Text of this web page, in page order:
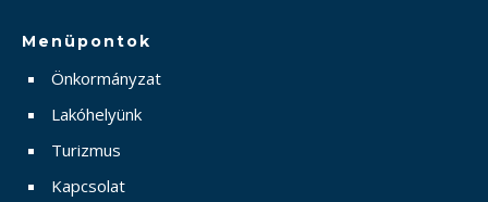
Menüpontok
Önkormányzat
Lakóhelyünk
Turizmus
Kapcsolat